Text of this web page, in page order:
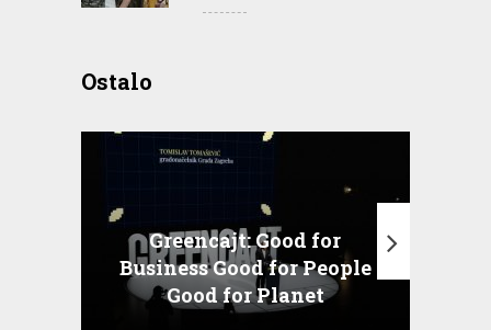
Ostalo
Greencajt: Good for
Business Good for People
Good for Planet